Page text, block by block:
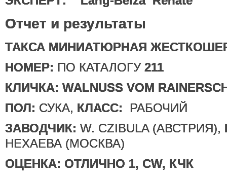
Отчет и результаты
ТАКСА МИНИАТЮРНАЯ
НОМЕР: ПО КАТАЛОГУ 211
КЛИЧКА: WALNUSS VOM
ПОЛ: СУКА, КЛАСС: РАБОЧИЙ
ЗАВОДЧИК: W. CZIBULA (АВСТРИЯ),
НЕХАЕВА (МОСКВА)
ОЦЕНКА: ОТЛИЧНО 1, CW, КЧК